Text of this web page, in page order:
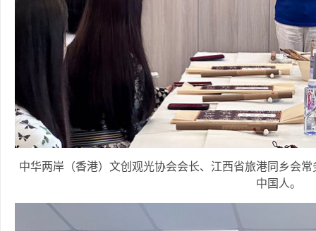
中华两岸（香港）文创观光协会会长、江西省旅港同乡会
中国人。